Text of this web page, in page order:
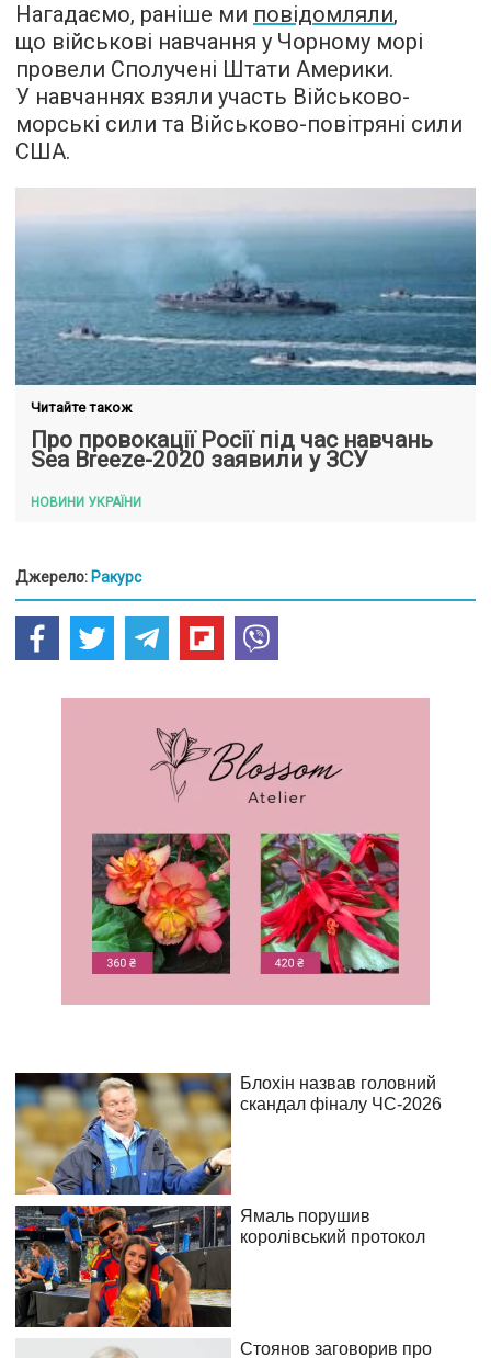
Нагадаємо, раніше ми повідомляли,
що військові навчання у Чорному морі
провели Сполучені Штати Америки.
У навчаннях взяли участь Військово-
морські сили та Військово-повітряні сили
США.
Читайте також
Про провокації Росії під час навчань
Sea Breeze-2020 заявили у ЗСУ
НОВИНИ УКРАЇНИ
Джерело: Ракурс